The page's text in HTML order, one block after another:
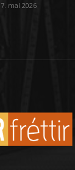
7. maí 2026